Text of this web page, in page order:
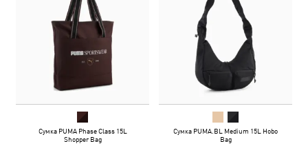
Сумка PUMA Phase Class 15L
Shopper Bag
Сумка PUMA.BL Medium 15L Hobo
Bag